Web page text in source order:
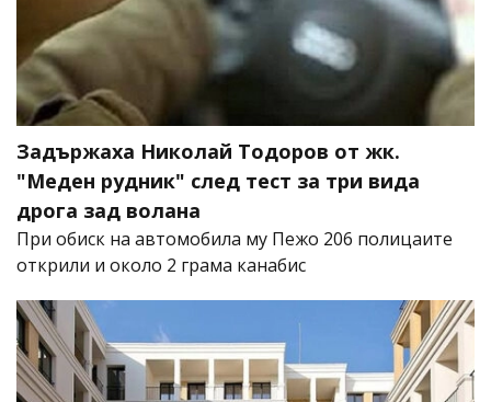
Задържаха Николай Тодоров от жк.
"Меден рудник" след тест за три вида
дрога зад волана
При обиск на автомобила му Пежо 206 полицаите
открили и около 2 грама канабис